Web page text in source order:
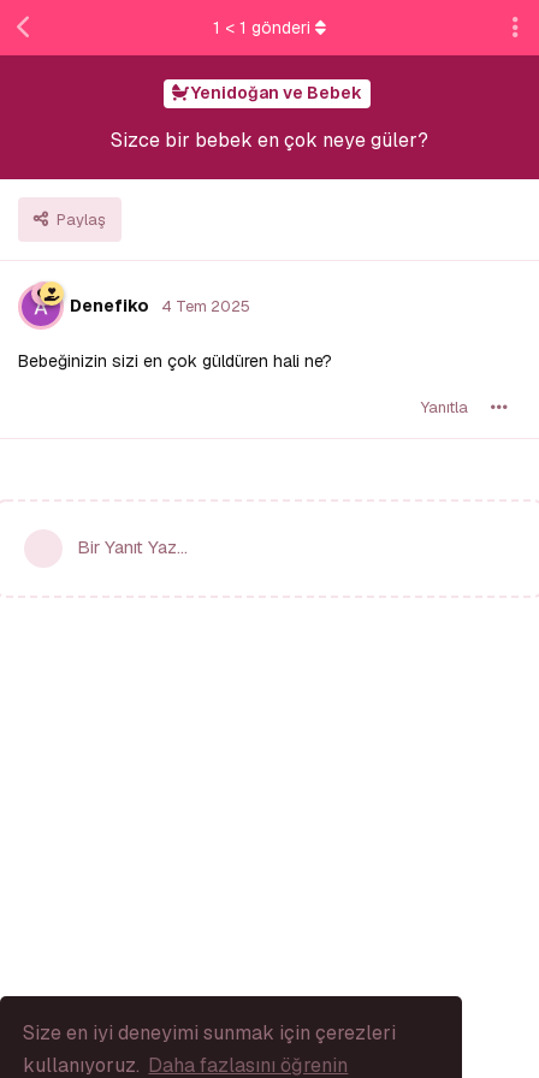
Size en iyi deneyimi sunmak için çerezleri
kullanıyoruz. Daha fazlasını öğrenin
Yenidoğan ve Bebek
Sizce bir bebek en çok neye güler?
Paylaş
1 < 1 gönderi
Denefiko 4 Tem 2025
Bebeğinizin sizi en çok güldüren hali ne?
Yanıtla
Bir Yanıt Yaz...